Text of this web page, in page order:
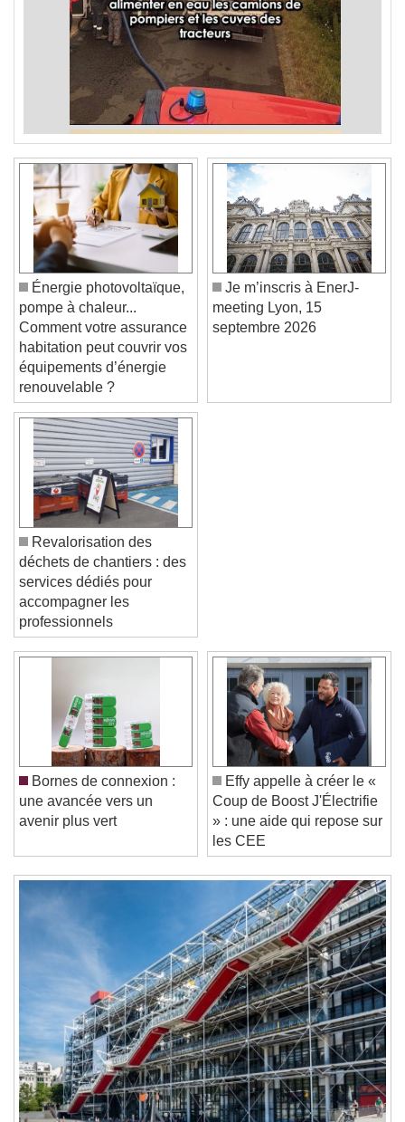
Video Player is loading.
Play Video
Skip Forward
Unmute
Current Time0:00
/
Duration-:-
Loaded:0%
Stream Type
Seek to live, currently behind live
LIVE
Descriptions
descriptions off, selected
Subtitles
subtitles settings, opens subtitles
settings dialog
subtitles off, selected
Audio Track
Énergie photovoltaïque,
pompe à chaleur...
Comment votre assurance
habitation peut couvrir vos
équipements d’énergie
renouvelable ?
Je m’inscris à EnerJ-
meeting Lyon, 15
Revalorisation des
déchets de chantiers : des
services dédiés pour
accompagner les
professionnels
Bornes de connexion :
une avancée vers un
Effy appelle à créer le «
Coup de Boost J'Électrifie
» : une aide qui repose sur
les CEE